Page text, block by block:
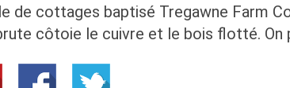
de cottages baptisé Tregawne Farm
côtoie le cuivre et le bois flotté.